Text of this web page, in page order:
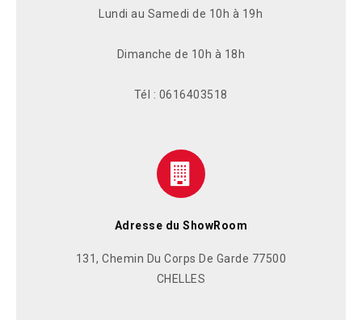
Lundi au Samedi de 10h à 19h
Dimanche de 10h à 18h
Tél : 0616403518
Adresse du ShowRoom
131, Chemin Du Corps De Garde 77500
CHELLES